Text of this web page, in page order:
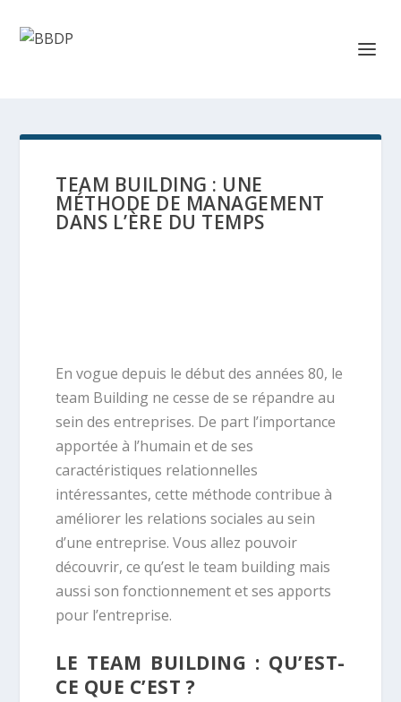
TEAM BUILDING : UNE
MÉTHODE DE MANAGEMENT
DANS L’ÈRE DU TEMPS
En vogue depuis le début des années 80, le
team Building ne cesse de se répandre au
sein des entreprises. De part l’importance
apportée à l’humain et de ses
caractéristiques relationnelles
intéressantes, cette méthode contribue à
améliorer les relations sociales au sein
d’une entreprise. Vous allez pouvoir
découvrir, ce qu’est le team building mais
aussi son fonctionnement et ses apports
pour l’entreprise.
LE TEAM BUILDING : QU’EST-
CE QUE C’EST ?